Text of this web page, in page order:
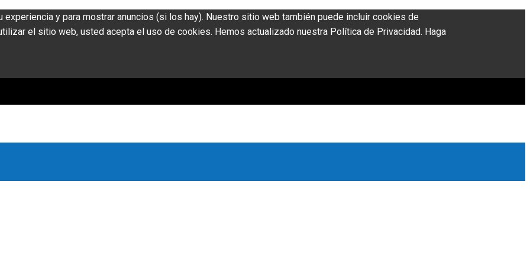
y para mostrar anuncios (si los hay). Nuestro sitio web también puede incluir cookies de
el sitio web, usted acepta el uso de cookies. Hemos actualizado nuestra Política de Privacidad. Haga